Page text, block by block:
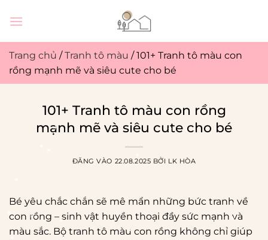
qua
dung
Trang chủ /Tranh tô màu /101+ Tranh tô màu con
rồng mạnh mẽ và siêu cute cho bé
101+ Tranh tô màu con rồng
mạnh mẽ và siêu cute cho bé
ĐĂNG VÀO 22.08.2025 BỞI LK HÒA
Bé yêu chắc chắn sẽ mê mẩn những bức tranh về
con rồng – sinh vật huyền thoại đầy sức mạnh và
màu sắc. Bộ tranh tô màu con rồng không chỉ giúp
*